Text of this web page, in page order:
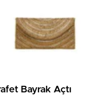
Bayrak Açtı